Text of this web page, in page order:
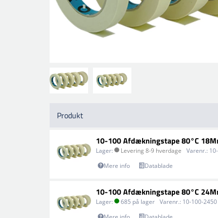
Produkt
10-100 Afdækningstape 80°C
Lager: Levering 8-9 hverdage Varenr.:
Mere info
Datablade
10-100 Afdækningstape 80°C
Lager: 685 på lager Varenr.: 10-100-2450